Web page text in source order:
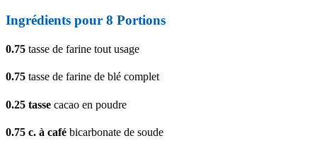
Ingrédients pour 8 Portions
0.75 tasse de farine tout usage
0.75 tasse de farine de blé complet
0.25 tasse cacao en poudre
0.75 c. à café bicarbonate de soude